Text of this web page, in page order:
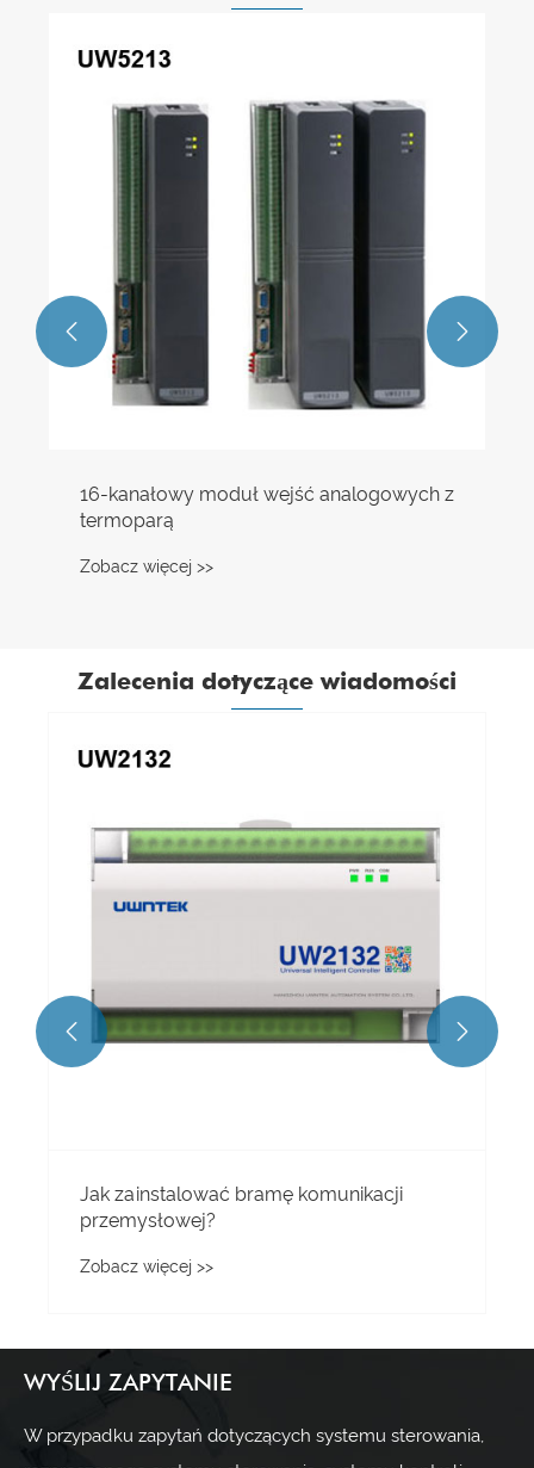
16-kanałowy moduł wejść analogowych z
termoparą
Zobacz więcej >>
 
Zalecenia dotyczące wiadomości
Jak zainstalować bramę komunikacji
przemysłowej?
Zobacz więcej >>
 
WYŚLIJ ZAPYTANIE
W przypadku zapytań dotyczących systemu sterowania,